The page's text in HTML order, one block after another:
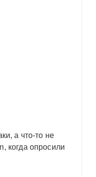
а что-то не
когда опросили